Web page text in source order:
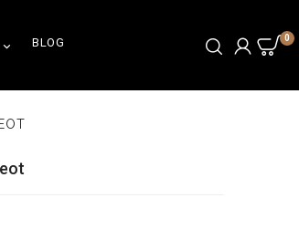
0
 BLOG